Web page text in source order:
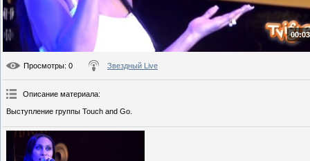
Просмотры: 0 Звездный Live
Описание материала:
Выступление группы Touch and Go.